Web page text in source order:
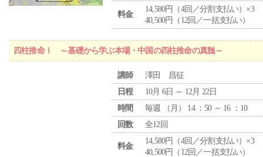
料金
14,580円（4回／分割支払い）×3
40,500円（12回／一括支払い）
四柱推命Ⅰ ～基礎から学ぶ本場・中国の四柱推命の真髄～
講師
澤田 昌征
日程
10月 6日 ～ 12月 22日
時間
毎週 （ 月 ） 14 ：50 ～ 16 ：10
回数
全12回
料金
14,580円（4回／分割支払い）×3
40,500円（12回／一括支払い）